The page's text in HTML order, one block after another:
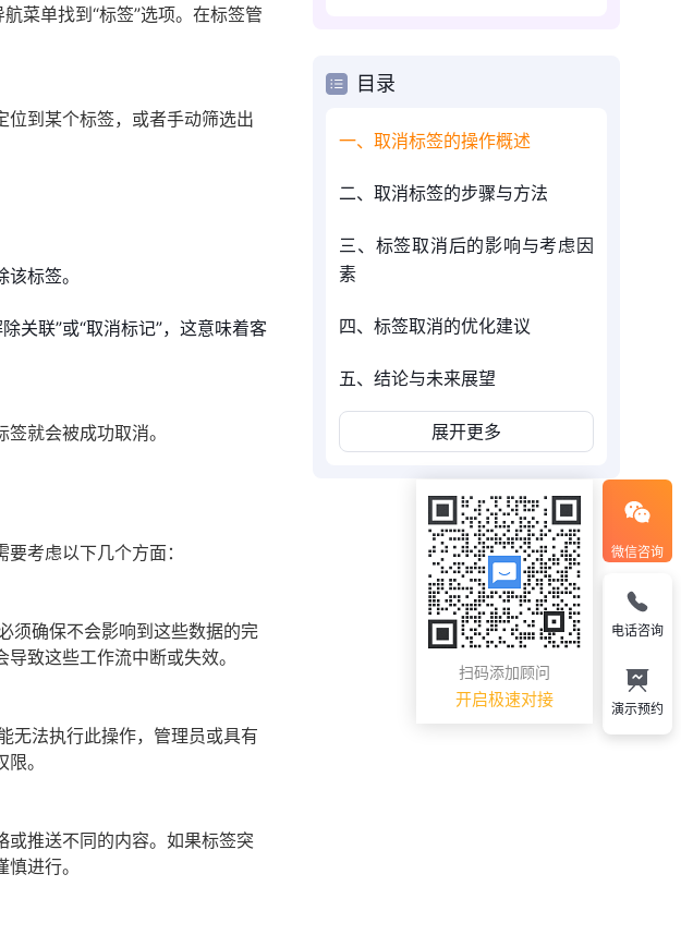
菜单找到“标签”选项。在标签管
到某个标签，或者手动筛选出
标签。
关联”或“取消标记”，这意味着客
就会被成功取消。
考虑以下几个方面：
须确保不会影响到这些数据的完
致这些工作流中断或失效。
无法执行此操作，管理员或具有
。
或推送不同的内容。如果标签突
进行。
目录
一、取消标签的操作概述
二、取消标签的步骤与方法
三、标签取消后的影响与考虑因
素
四、标签取消的优化建议
五、结论与未来展望
展开更多
微信咨询
扫码添加顾问
开启极速对接
电话咨询
演示预约